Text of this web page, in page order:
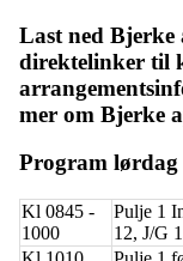
Last ned Bjerke
direktelinker til
mer om Bjerke
Program
Kl 0845 -
1000
Pulje 1
12, J/G